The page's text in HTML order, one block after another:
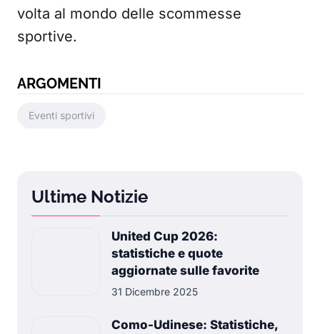
volta al mondo delle scommesse
sportive.
ARGOMENTI
Eventi sportivi
Ultime Notizie
United Cup 2026:
statistiche e quote
aggiornate sulle favorite
31 Dicembre 2025
Como-Udinese: Statistiche,